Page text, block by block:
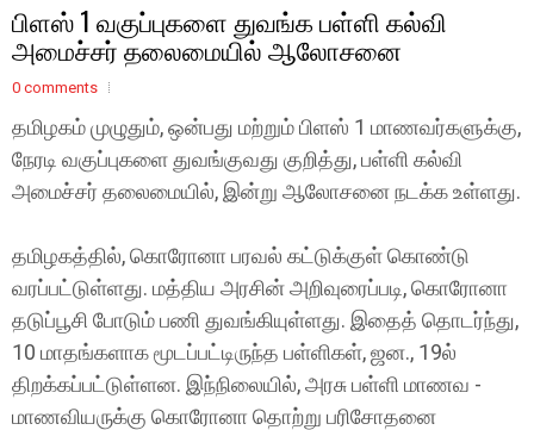
பிளஸ் 1 வகுப்புகளை துவங்க பள்ளி கல்வி
அமைச்சர் தலைமையில் ஆலோசனை
0 comments
தமிழகம் முழுதும், ஒன்பது மற்றும் பிளஸ் 1 மாணவர்களுக்கு,
நேரடி வகுப்புகளை துவங்குவது குறித்து, பள்ளி கல்வி
அமைச்சர் தலைமையில், இன்று ஆலோசனை நடக்க உள்ளது.
தமிழகத்தில், கொரோனா பரவல் கட்டுக்குள் கொண்டு
வரப்பட்டுள்ளது. மத்திய அரசின் அறிவுரைப்படி, கொரோனா
தடுப்பூசி போடும் பணி துவங்கியுள்ளது. இதைத் தொடர்ந்து,
10 மாதங்களாக மூடப்பட்டிருந்த பள்ளிகள், ஜன., 19ல்
திறக்கப்பட்டுள்ளன. இந்நிலையில், அரசு பள்ளி மாணவ -
மாணவியருக்கு கொரோனா தொற்று பரிசோதனை